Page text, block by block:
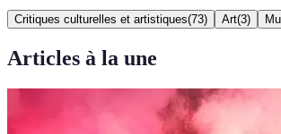
Critiques culturelles et artistiques(73) Art(3)
Articles à la une